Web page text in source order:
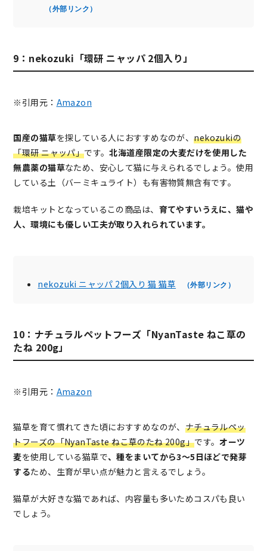
（外部リンク）
9：nekozuki「環研 ニャッパ 2個入り」
※引用元： Amazon
国産の猫草を探している人におすすめなのが、nekozukiの
「環研 ニャッパ」です。北海道産限定の大麦だけを使用した
無農薬の猫草なため、安心して猫に与えられるでしょう。使用
している土（バーミキュライト）も有害物質無含有です。
栽培キットとなっているこの商品は、 育てやすいうえに、猫や
人、環境にも優しい工夫が取り入れられています。
nekozuki ニャッパ 2個入り 猫 猫草 （外部リンク）
10：ナチュラルペットフーズ「NyanTaste ねこ草の
たね 200g」
※引用元： Amazon
猫草を育て慣れてきた頃におすすめなのが、 ナチュラルペッ
トフーズの「NyanTaste ねこ草のたね 200g」です。オーツ
麦を使用している猫草で、種をまいてから3～5日ほどで発芽
するため、生育が早い点が魅力と言えるでしょう。
猫草が大好きな猫であれば、内容量も多いためコスパも良い
でしょう。